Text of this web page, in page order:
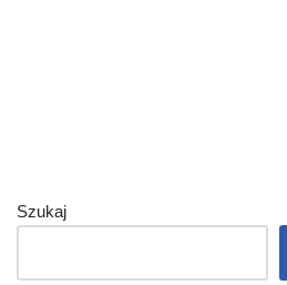
Szukaj